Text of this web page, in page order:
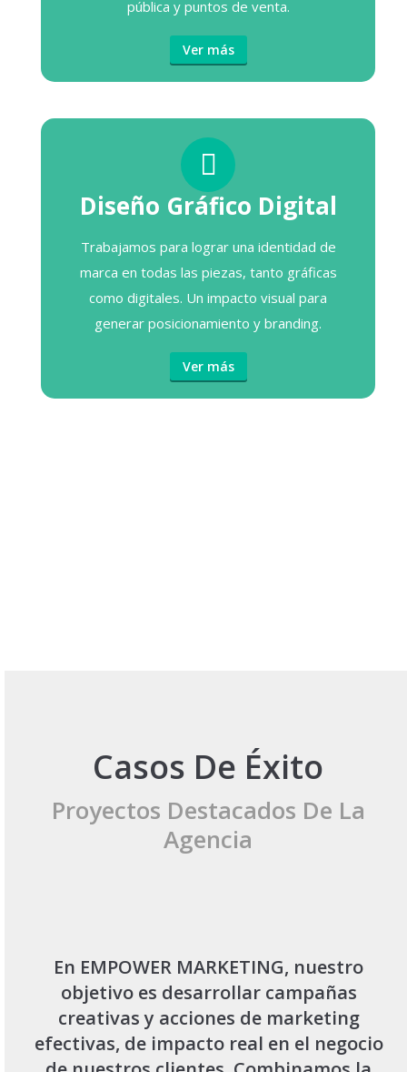
pública y puntos de venta.
Ver más
Diseño Gráfico Digital
Trabajamos para lograr una identidad de
marca en todas las piezas, tanto gráficas
como digitales. Un impacto visual para
generar posicionamiento y branding.
Ver más
Casos De Éxito
Proyectos Destacados De La
Agencia
En EMPOWER MARKETING, nuestro
objetivo es desarrollar campañas
creativas y acciones de marketing
efectivas, de impacto real en el negocio